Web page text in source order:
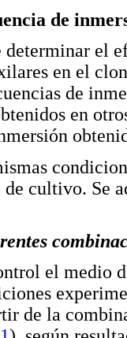
de
el
en el
de
en
cultivo. Se
el medio
de la